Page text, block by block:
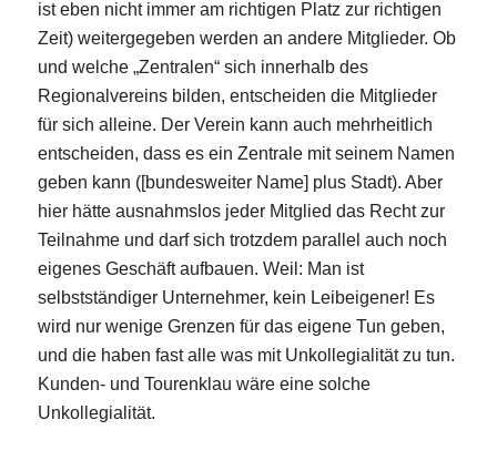
ist eben nicht immer am richtigen Platz zur richtigen
Zeit) weitergegeben werden an andere Mitglieder. Ob
und welche „Zentralen“ sich innerhalb des
Regionalvereins bilden, entscheiden die Mitglieder
für sich alleine. Der Verein kann auch mehrheitlich
entscheiden, dass es ein Zentrale mit seinem Namen
geben kann ([bundesweiter Name] plus Stadt). Aber
hier hätte ausnahmslos jeder Mitglied das Recht zur
Teilnahme und darf sich trotzdem parallel auch noch
eigenes Geschäft aufbauen. Weil: Man ist
selbstständiger Unternehmer, kein Leibeigener! Es
wird nur wenige Grenzen für das eigene Tun geben,
und die haben fast alle was mit Unkollegialität zu tun.
Kunden- und Tourenklau wäre eine solche
Unkollegialität.